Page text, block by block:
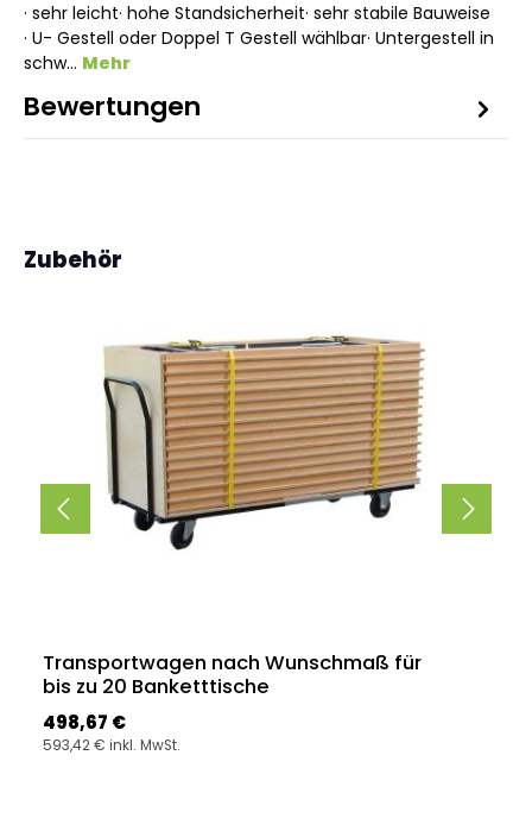
· sehr leicht· hohe Standsicherheit· sehr stabile Bauweise
· U- Gestell oder Doppel T Gestell wählbar· Untergestell in
schw… Mehr
Bewertungen
Produktgalerie überspringen
Zubehör
Transportwagen nach Wunschmaß für
bis zu 20 Banketttische
Regulärer Preis:
498,67 €
593,42 € inkl. MwSt.